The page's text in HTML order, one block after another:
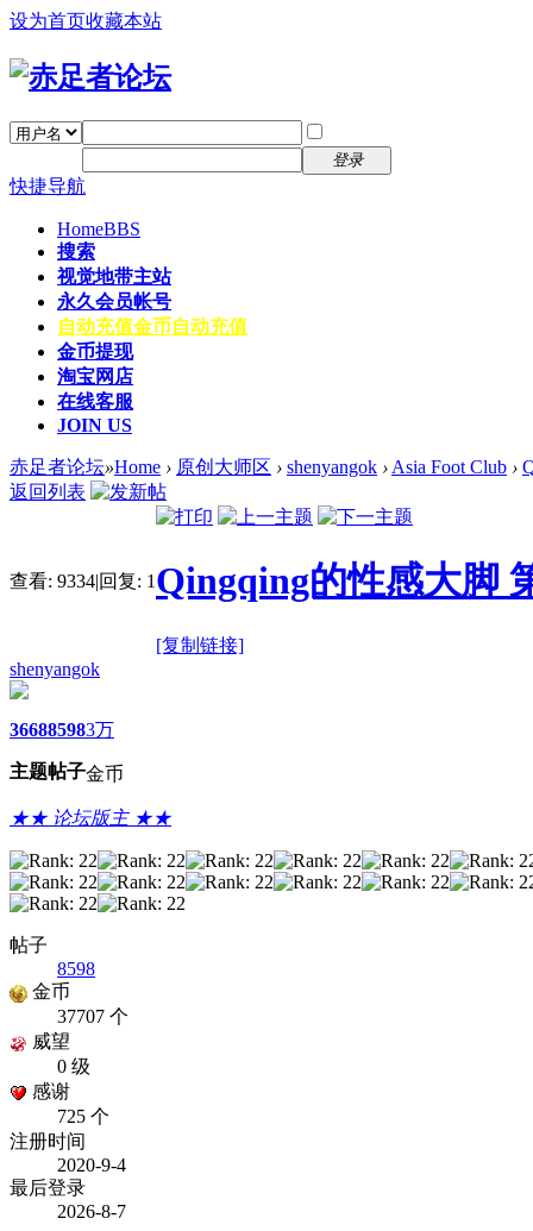
设为首页收藏本站
登录
快捷导航
HomeBBS
搜索
视觉地带主站
永久会员帐号
自动充值金币自动充值
金币提现
淘宝网店
在线客服
JOIN US
赤足者论坛»Home › 原创大师区 › shenyangok › Asia Foot Club ›
返回列表
查看: 9334|回复: 1 Qingqing的性感大脚
[复制链接]
shenyangok
3668
主题
8598
帖子
3万
金币
★★ 论坛版主 ★★
帖子
8598
金币
37707 个
威望
0 级
感谢
725 个
注册时间
2020-9-4
最后登录
2026-8-7